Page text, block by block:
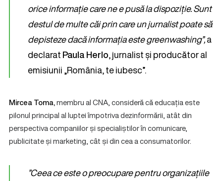
orice informație care ne e pusă la dispoziție. Sunt
destul de multe căi prin care un jurnalist poate să
depisteze dacă informația este greenwashing”,a
declaratPaula Herlo, jurnalist și producător al
emisiunii „România, te iubesc”.
Mircea Toma,membru al CNA, consideră că educația este
pilonul principal al luptei împotriva dezinformării, atât din
perspectiva companiilor și specialiștilor în comunicare,
publicitate și marketing, cât și din cea a consumatorilor.
”Ceea ce este o preocupare pentru organizațiile